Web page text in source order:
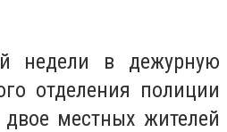
недели в дежурную
отделения полиции
двое местных жителей